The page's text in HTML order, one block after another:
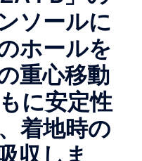
ソールに
ホールを
重心移動
に安定性
着地時の
収しま